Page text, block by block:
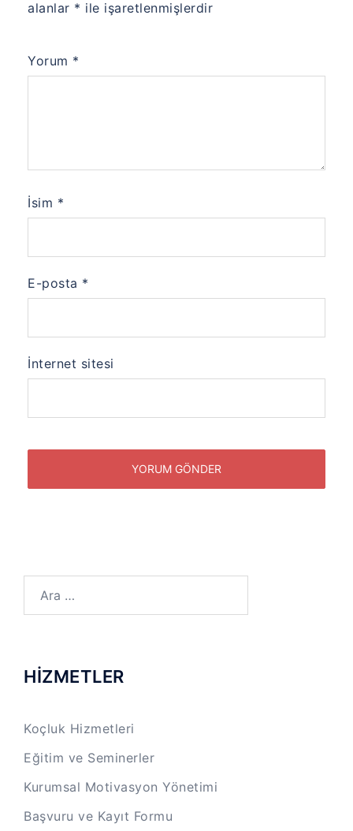
alanlar * ile işaretlenmişlerdir
Yorum *
İsim *
E-posta *
İnternet sitesi
HİZMETLER
Koçluk Hizmetleri
Eğitim ve Seminerler
Kurumsal Motivasyon Yönetimi
Başvuru ve Kayıt Formu